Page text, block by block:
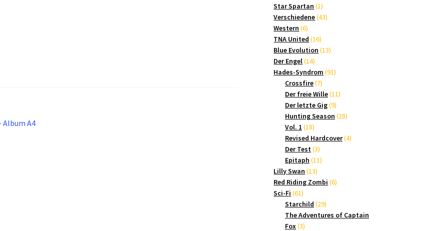
Album A4
Star Spartan 11
Produkt
Verschiedene 4343
Western 66
Produkte
TNA United 1616
Produkte
Blue Evolution 1313
Der Engel 1414
Produkte
Hades-Syndrom 9191
Crossfire 77
Produkte
Der freie Wille 1111
Der letzte Gig 99
Produkte
Hunting Season 2828
Vol. 1 1818
Produkte
Revised Hardcover 44
Der Test 33
Produkte
Epitaph 1111
Lilly Swan 1313
Produkte
Red Riding Zombi 66
Sci-Fi 6161
Produkte
Starchild 2929
Produkte
The Adventures of Captain
Fox 33